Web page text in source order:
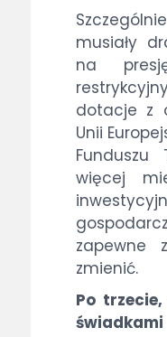
musiały
na
dotacje z
Unii
Funduszu
więcej
zapewne
zmienić.
Po